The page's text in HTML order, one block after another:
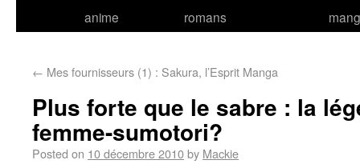
anime
romans
← Mes fournisseurs (1) : Sakura, l’Esprit Manga
Plus forte que le sabre : la
femme-sumotori?
Posted on 10 décembre 2010by Mackie